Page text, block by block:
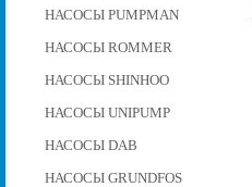
НАСОСЫ PUMPMAN
НАСОСЫ ROMMER
НАСОСЫ SHINHOO
НАСОСЫ UNIPUMP
НАСОСЫ DAB
НАСОСЫ GRUNDFOS